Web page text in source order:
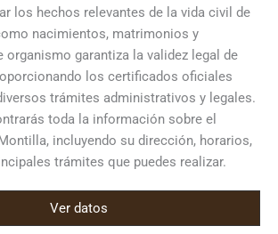
los hechos relevantes de la vida civil de
nacimientos, matrimonios y
organismo garantiza la validez legal de
los certificados oficiales
trámites administrativos y legales.
toda la información sobre el
incluyendo su dirección, horarios,
trámites que puedes realizar.
Ver datos